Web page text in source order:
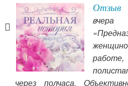
Отзыв
вчера
через полчаса.